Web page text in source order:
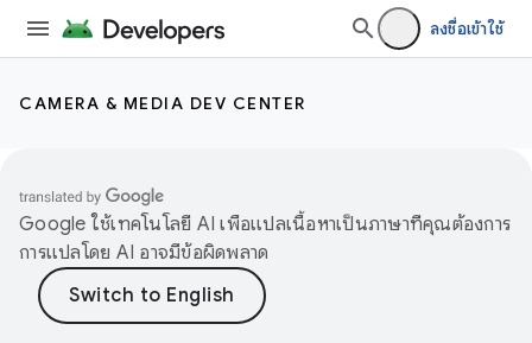
ลงชื่อเข้าใช้
CAMERA & MEDIA DEV CENTER
Google ใช้เทคโนโลยี AI เพื่อแปลเนื้อหาเป็นภาษาที่คุณต้องการ
การแปลโดย AI อาจมีข้อผิดพลาด